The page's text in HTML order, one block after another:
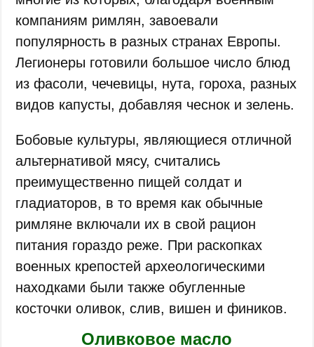
компаниям римлян, завоевали
популярность в разных странах Европы.
Легионеры готовили большое число блюд
из фасоли, чечевицы, нута, гороха, разных
видов капусты, добавляя чеснок и зелень.
Бобовые культуры, являющиеся отличной
альтернативой мясу, считались
преимущественно пищей солдат и
гладиаторов, в то время как обычные
римляне включали их в свой рацион
питания гораздо реже. При раскопках
военных крепостей археологическими
находками были также обугленные
косточки оливок, слив, вишен и фиников.
Оливковое масло